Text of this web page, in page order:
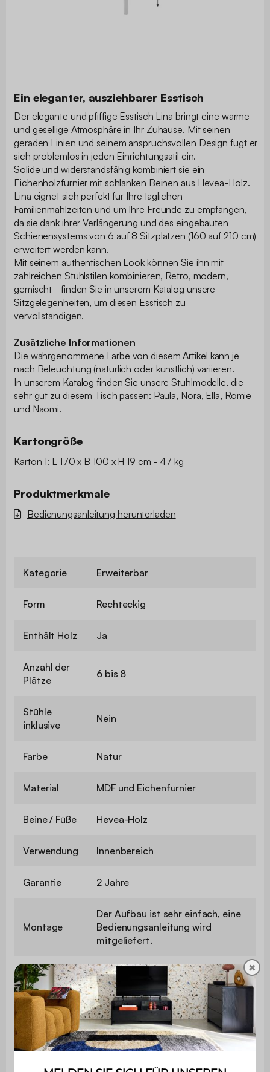
Ein eleganter, ausziehbarer Esstisch
Der elegante und pfiffige Esstisch Lina bringt eine warme
und gesellige Atmosphäre in Ihr Zuhause. Mit seinen
geraden Linien und seinem anspruchsvollen Design fügt er
sich problemlos in jeden Einrichtungsstil ein.
Solide und widerstandsfähig kombiniert sie ein
Eichenholzfurnier mit schlanken Beinen aus Hevea-Holz.
Lina eignet sich perfekt für Ihre täglichen
Familienmahlzeiten und um Ihre Freunde zu empfangen,
da sie dank ihrer Verlängerung und des eingebauten
Schienensystems von 6 auf 8 Sitzplätzen (160 auf 210 cm)
erweitert werden kann.
Mit seinem authentischen Look können Sie ihn mit
zahlreichen Stuhlstilen kombinieren, Retro, modern,
gemischt - finden Sie in unserem Katalog unsere
Sitzgelegenheiten, um diesen Esstisch zu
vervollständigen.
Zusätzliche Informationen
Die wahrgenommene Farbe von diesem Artikel kann je
nach Beleuchtung (natürlich oder künstlich) variieren.
In unserem Katalog finden Sie unsere Stuhlmodelle, die
sehr gut zu diesem Tisch passen: Paula, Nora, Ella, Romie
und Naomi.
Kartongröße
Karton 1: L 170 x B 100 x H 19 cm - 47 kg
Produktmerkmale
Bedienungsanleitung herunterladen
Kategorie Erweiterbar
Form Rechteckig
Enthält Holz Ja
Anzahl der
Plätze
6 bis 8
Stühle
inklusive
Nein
Farbe Natur
Material MDF und Eichenfurnier
Beine / Füße Hevea-Holz
Verwendung Innenbereich
Garantie 2 Jahre
Montage
Der Aufbau ist sehr einfach, eine
Bedienungsanleitung wird
mitgeliefert.
Material der
Tischplatte
MDF und Eichenfurnier
Verlängerung Ja
Anzahl der
✖